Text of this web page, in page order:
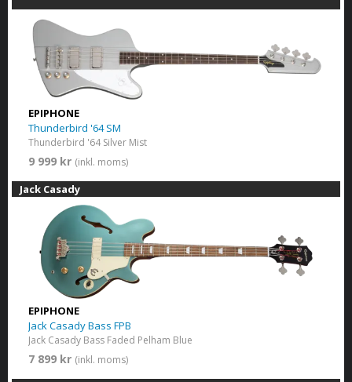
EPIPHONE
Thunderbird '64 SM
Thunderbird '64 Silver Mist
9 999 kr (inkl. moms)
Jack Casady
EPIPHONE
Jack Casady Bass FPB
Jack Casady Bass Faded Pelham Blue
7 899 kr (inkl. moms)